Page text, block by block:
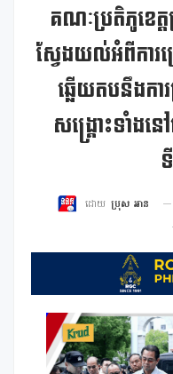
គណៈប្រតិភូខេត្
ស្វែងយល់អំពីការ
ឆ្លើយតបនឹងកា
សង្គ្រោះទាំង
ដោយ ប្រុស អាន